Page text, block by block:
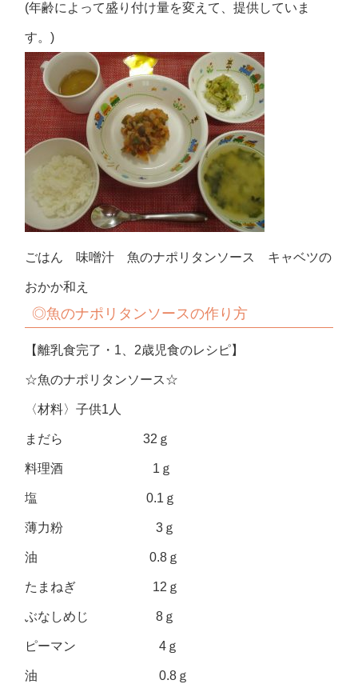
(年齢によって盛り付け量を変えて、提供していま
す。)
ごはん 味噌汁 魚のナポリタンソース キャベツの
おかか和え
◎魚のナポリタンソースの作り方
【離乳食完了・1、2歳児食のレシピ】
☆魚のナポリタンソース☆
〈材料〉子供1人
まだら 32ｇ
料理酒 1ｇ
塩 0.1ｇ
薄力粉 3ｇ
油 0.8ｇ
たまねぎ 12ｇ
ぶなしめじ 8ｇ
ピーマン 4ｇ
油 0.8ｇ